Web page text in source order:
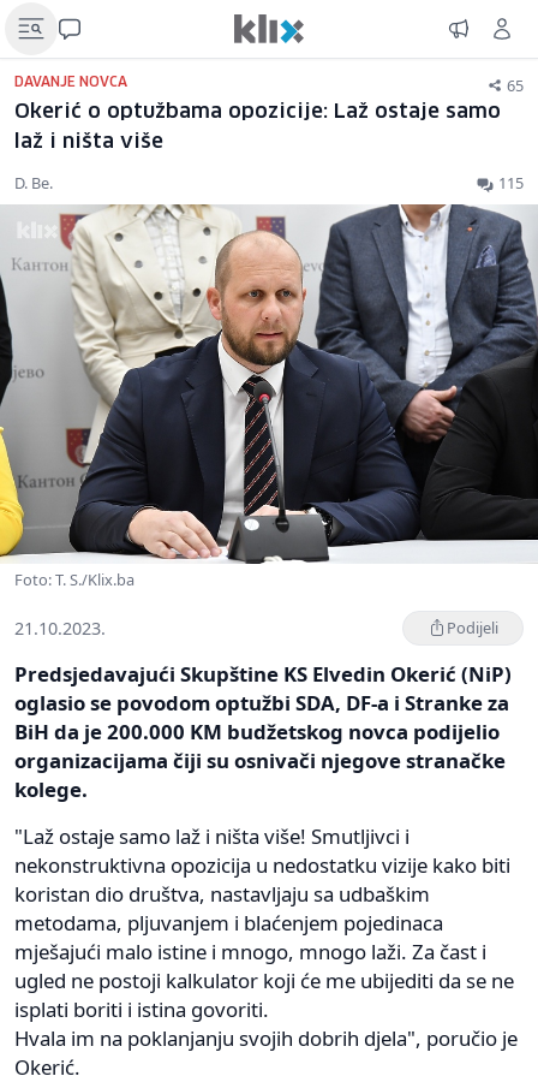
DAVANJE NOVCA 65
Okerić o optužbama opozicije: Laž ostaje samo
laž i ništa više
D. Be. 115
Foto: T. S./Klix.ba
21.10.2023. Podijeli
Predsjedavajući Skupštine KS Elvedin Okerić (NiP)
oglasio se povodom optužbi SDA, DF-a i Stranke za
BiH da je 200.000 KM budžetskog novca podijelio
organizacijama čiji su osnivači njegove stranačke
kolege.
"Laž ostaje samo laž i ništa više! Smutljivci i
nekonstruktivna opozicija u nedostatku vizije kako biti
koristan dio društva, nastavljaju sa udbaškim
metodama, pljuvanjem i blaćenjem pojedinaca
mješajući malo istine i mnogo, mnogo laži. Za čast i
ugled ne postoji kalkulator koji će me ubijediti da se ne
isplati boriti i istina govoriti.
Hvala im na poklanjanju svojih dobrih djela", poručio je
Okerić.